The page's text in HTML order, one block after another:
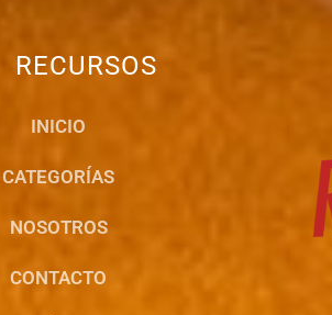
RECURSOS
INICIO
CATEGORÍAS
NOSOTROS
CONTACTO